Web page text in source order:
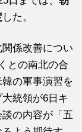
した。
係改善につい
との南北の合
の軍事演習を
統領が6日キ
の内容が「五